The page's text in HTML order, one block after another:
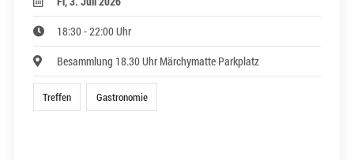
18:30 - 22:00 Uhr
Besammlung 18.30 Uhr Märchymatte Parkplatz
Treffen Gastronomie